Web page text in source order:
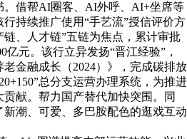
。借帮AI圈客、AI外呼、AI+坐席等
持续推广使用“手艺流”授信评价方
、人才链”五链为焦点，累计审批
亿元。该行立异发扬“晋江经验”，
金融成长（2024）》，完成碳排放
总分支运营办理系统，为推进
献。帮力国产替代加快突围。同
潮、可爱、多巴胺配色的逛戏互动